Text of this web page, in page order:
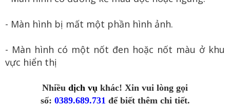
- Màn hình bị mất một phần hình ảnh.
- Màn hình có một nốt đen hoặc nốt màu ở khu
vực hiển thị
Nhiều dịch vụ khác! Xin vui lòng gọi
số: 0389.689.731 để biết thêm chi tiết.